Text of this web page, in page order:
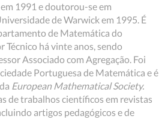
1991 e doutorou-se em
de Warwick em 1995. É
de Matemática do
há vinte anos, sendo
Associado com Agregação. Foi
Portuguesa de Matemática e é
European Mathematical Society.
de trabalhos científicos em revistas
artigos pedagógicos e de